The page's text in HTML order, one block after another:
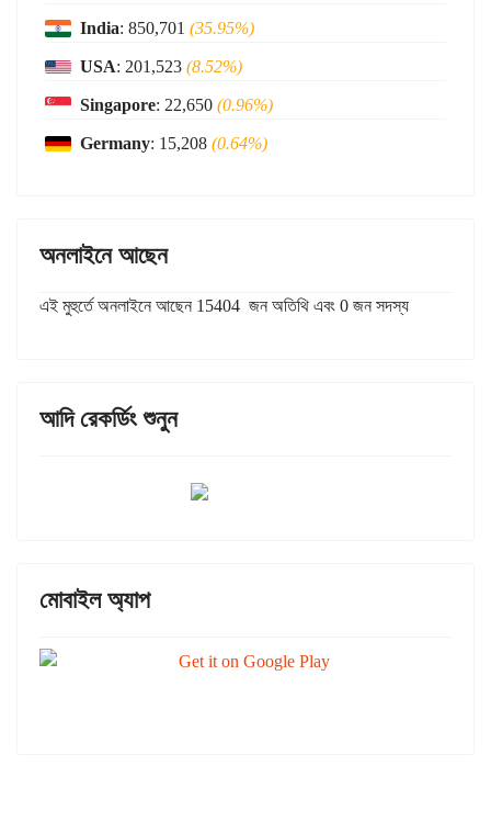
India: 850,701 (35.95%)
USA: 201,523 (8.52%)
Singapore: 22,650 (0.96%)
Germany: 15,208 (0.64%)
অনলাইনে আছেন
এই মুহুর্তে অনলাইনে আছেন 15404 জন অতিথি এবং 0 জন সদস্য
আদি রেকর্ডিং শুনুন
মোবাইল অ্যাপ